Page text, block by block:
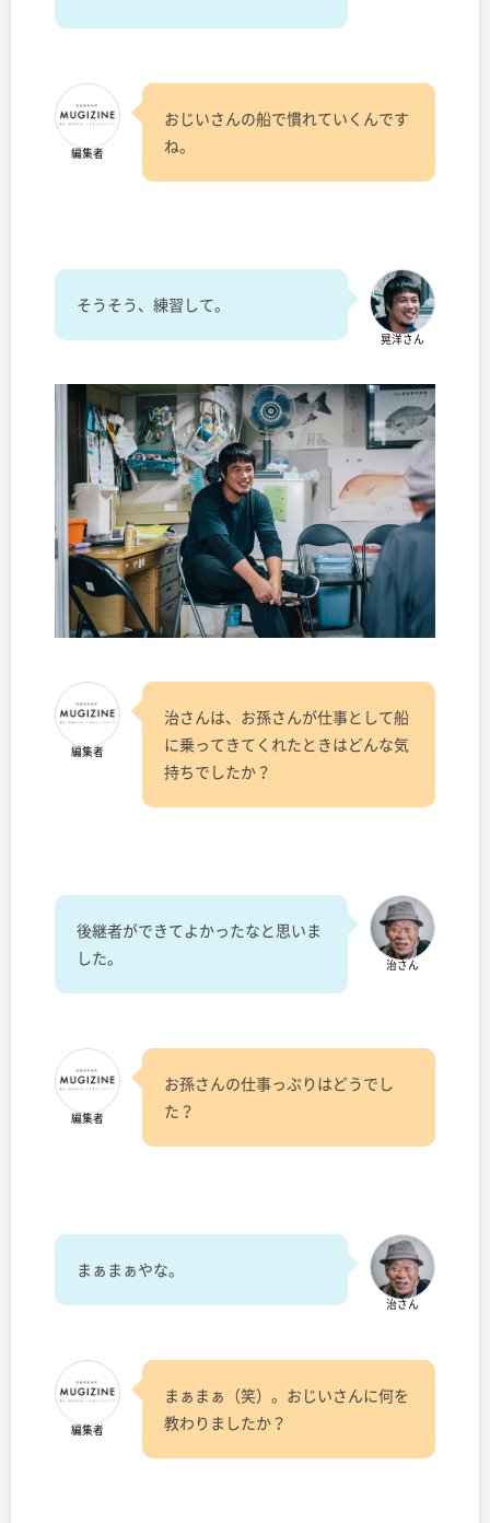
編集者
おじいさんの船で慣れていくんです
ね。
晃洋さん
そうそう、練習して。
編集者
治さんは、お孫さんが仕事として船
に乗ってきてくれたときはどんな気
持ちでしたか？
治さん
後継者ができてよかったなと思いま
した。
編集者
お孫さんの仕事っぷりはどうでし
た？
治さん
まぁまぁやな。
編集者
まぁまぁ（笑）。おじいさんに何を
教わりましたか？